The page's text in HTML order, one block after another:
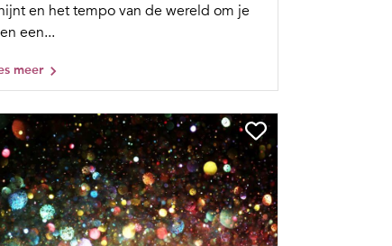
en het tempo van de wereld om je
een...
meer